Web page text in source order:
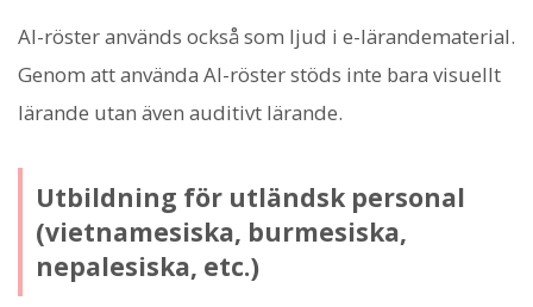
AI-röster används också som ljud i e-lärandematerial.
Genom att använda AI-röster stöds inte bara visuellt
lärande utan även auditivt lärande.
Utbildning för utländsk personal
(vietnamesiska, burmesiska,
nepalesiska, etc.)